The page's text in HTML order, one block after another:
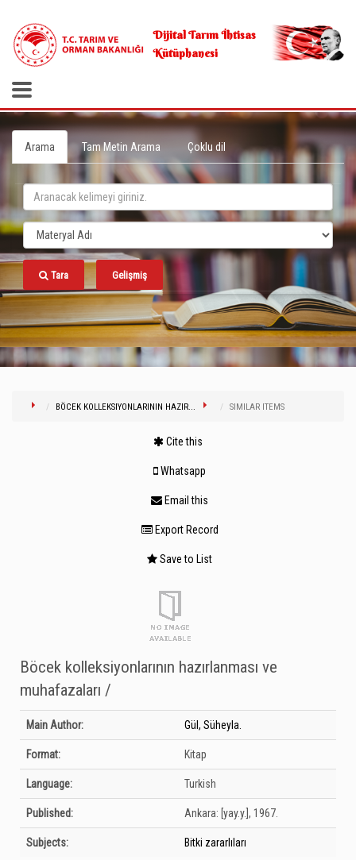
Dijital Tarım İhtisas
Kütüphanesi
Arama Tam Metin Arama Çoklu dil
Tara Gelişmiş
BÖCEK KOLLEKSIYONLARININ HAZIR... SIMILAR ITEMS
Cite this
Whatsapp
Email this
Export Record
Save to List
Böcek kolleksiyonlarının hazırlanması ve
muhafazaları /
Bibliographic Details
Main Author: Gül, Süheyla.
Format: Kitap
Language: Turkish
Published: Ankara: [yay.y.], 1967.
Subjects: Bitki zararlıları